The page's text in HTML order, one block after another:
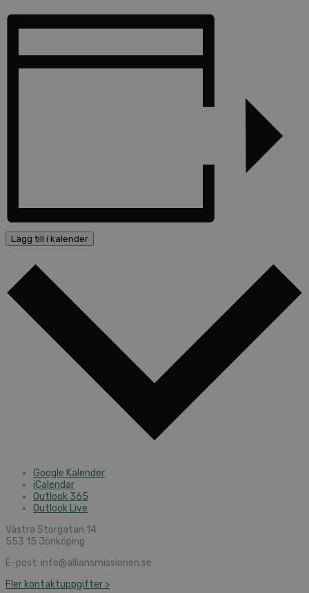
Lägg till i kalender
Google Kalender
iCalendar
Outlook 365
Outlook Live
Västra Storgatan 14
553 15 Jönköping
E-post: info@alliansmissionen.se
Fler kontaktuppgifter >